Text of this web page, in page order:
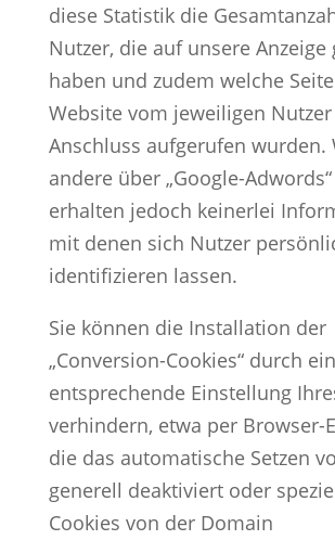
diese Statistik die
Nutzer, die auf unsere Anzeige
haben und zudem welche
Website vom jeweiligen
Anschluss aufgerufen wurden.
andere über „Google-
erhalten jedoch keinerlei
mit denen sich Nutzer
identifizieren lassen.
Sie können die Installation der
„Conversion-Cookies“ durch
entsprechende Einstellung
verhindern, etwa per Browser-
die das automatische Setzen
generell deaktiviert oder
Cookies von der Domain